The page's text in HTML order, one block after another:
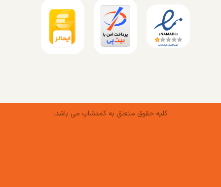
کلیه حقوق متعلق به کمدشاپ می باشد.